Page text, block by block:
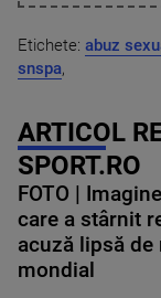
Etichete: abuz
snspa,
ARTICOL
SPORT.RO
FOTO |
care a stârnit
acuză lipsă de
mondial